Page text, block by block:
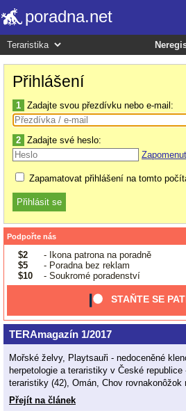
poradna.net
Přihlášení
1 Zadajte svou přezdívku nebo e-mail:
2 Zadajte své heslo:
Zapamatovat přihlášení na tomto
Podpořte nás
$2
- Ikona patrona na poradně
$5
- Poradna bez reklam
$10
- Soukromé poradenství
STAŇTE SE
TERAmagazín 1/2017
Mořské želvy, Playtsauři - nedoceněné
herpetologie a teraristiky v České
teraristiky (42), Omán, Chov rovnakonôžok
Přejít na článek